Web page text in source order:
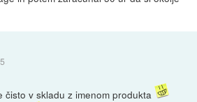
čisto v skladu z imenom produkta